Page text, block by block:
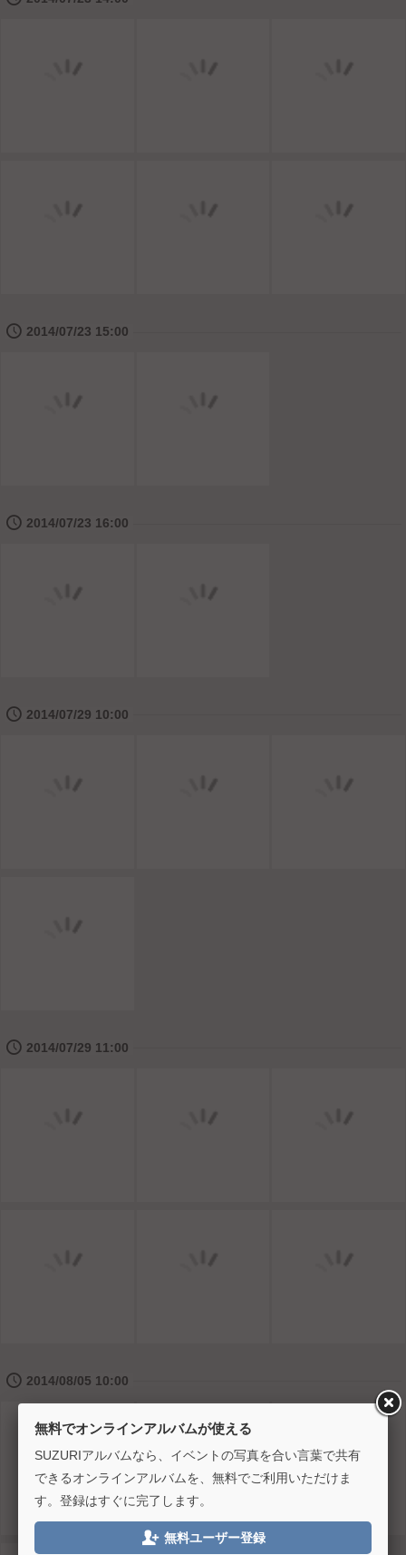
🕔 2014/07/23 15:00
🕔 2014/07/23 16:00
🕔 2014/07/29 10:00
🕔 2014/07/29 11:00
🕔 2014/08/05 10:00
無料でオンラインアルバムが使える
SUZURIアルバムなら、イベントの写真を合い言葉で共有
できるオンラインアルバムを、無料でご利用いただけま
す。登録はすぐに完了します。
 無料ユーザー登録